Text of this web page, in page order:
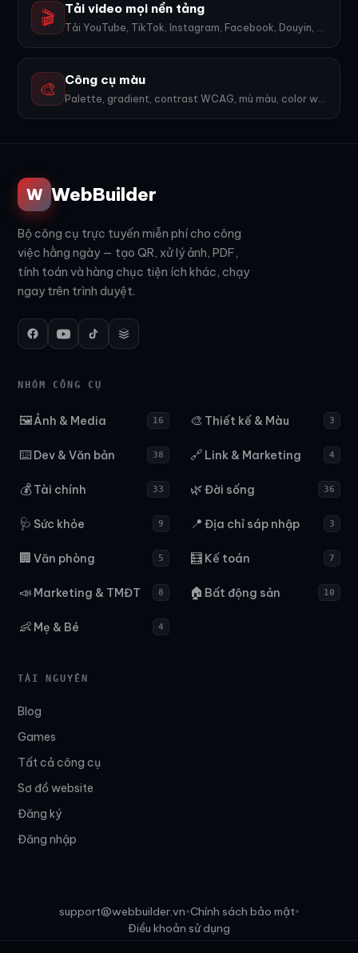
🎬 Tải video mọi nền tảng
Tải YouTube, TikTok, Instagram, Facebook, Douyin, Bilibili, X... 1600+ nền tảng, không watermark.
🎨 Công cụ màu
Palette, gradient, contrast WCAG, mù màu, color wheel, export PNG. 9 công cụ.
W WebBuilder
Bộ công cụ trực tuyến miễn phí cho công
việc hằng ngày — tạo QR, xử lý ảnh, PDF,
tính toán và hàng chục tiện ích khác, chạy
ngay trên trình duyệt.
NHÓM CÔNG CỤ
🖼️Ảnh & Media 16 🎨 Thiết kế & Màu 3
⌨️ Dev & Văn bản 38 🔗 Link & Marketing 4
💰Tài chính 33 🌿Đời sống 36
🩺 Sức khỏe 9 📍 Địa chỉ sáp nhập 3
🏢 Văn phòng 5 🧮 Kế toán 7
📣 Marketing & TMĐT 8 🏠 Bất động sản 10
👶 Mẹ & Bé 4
TÀI NGUYÊN
Blog
Games
Tất cả công cụ
Sơ đồ website
Đăng ký
Đăng nhập
support@webbuilder.vn•Chính sách bảo mật•
Điều khoản sử dụng